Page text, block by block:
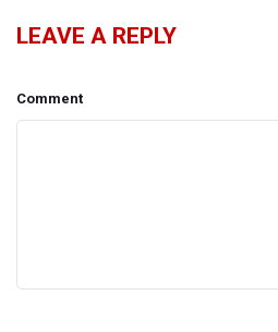
LEAVE A REPLY
Comment